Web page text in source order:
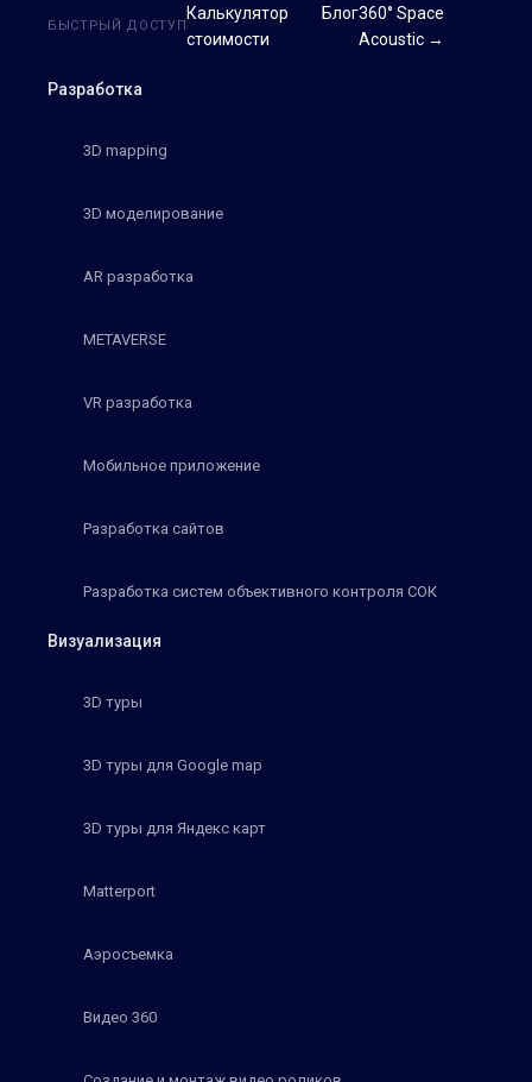
Разработка
3D mapping
3D моделирование
AR разработка
METAVERSE
VR разработка
Мобильное приложение
Разработка сайтов
Разработка систем объективного контроля СОК
Визуализация
3D туры
3D туры для Google map
3D туры для Яндекс карт
Matterport
Аэросъемка
Видео 360
БЫСТРЫЙ ДОСТУП
Калькулятор
стоимости
Блог360° Space
Acoustic →